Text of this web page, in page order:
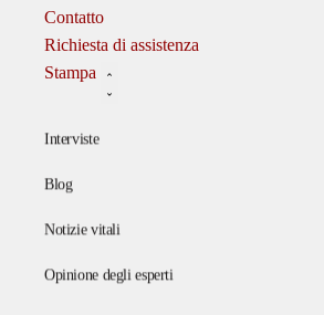
Contatto
Richiesta di assistenza
Stampa
Interviste
Blog
Notizie vitali
Opinione degli esperti